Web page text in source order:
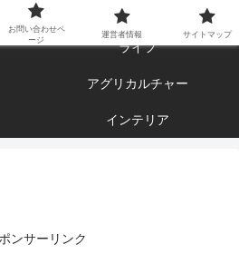
イ ブログライフ
ライフ
アグリカルチャー
インテリア
ンサーリンク
お問い合わせペ
ージ
運営者情報 サイトマップ